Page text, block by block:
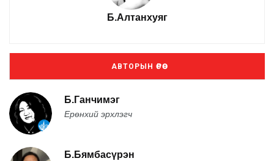
Б.Алтанхуяг
АВТОРЫН ӨРӨӨ
Б.Ганчимэг
Ерөнхий эрхлэгч
Б.Бямбасүрэн